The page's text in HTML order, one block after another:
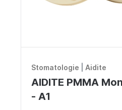
Stomatologie Aidite
AIDITE PMMA
- A1